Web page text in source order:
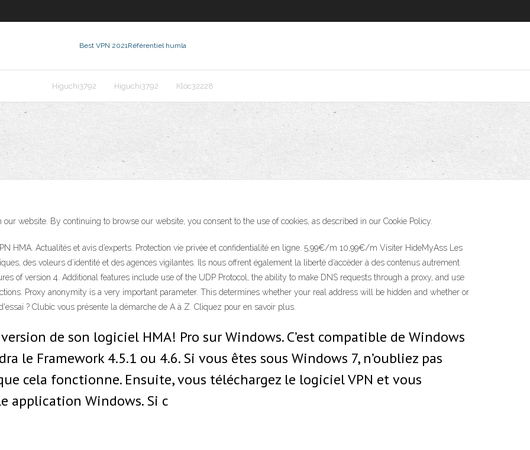
Best VPN 2021Référentiel humla
Higuchi3792 Higuchi3792 Kloc32228
website. By continuing to browse our website, you consent to the use of cookies, as described in our Cookie Policy.
HMA. Actualités et avis d’experts. Protection vie privée et confidentialité en ligne. 5,99€/m 10,99€/m Visiter HideMyAss Les
des voleurs d’identité et des agences vigilantes. Ils nous offrent également la liberté d’accéder à des contenus autrement
of version 4. Additional features include use of the UDP Protocol, the ability to make DNS requests through a proxy, and use
Proxy anonymity is a very important parameter. This determines whether your real address will be hidden and whether or
? Clubic vous présente la démarche de A à Z. Cliquez pour en savoir plus.
de son logiciel HMA! Pro sur Windows. C’est compatible de Windows
le Framework 4.5.1 ou 4.6. Si vous êtes sous Windows 7, n’oubliez pas
cela fonctionne. Ensuite, vous téléchargez le logiciel VPN et vous
application Windows. Si c